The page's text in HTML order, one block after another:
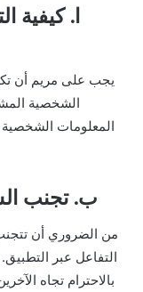
ا. كيفية
يجب على مريم أن
الشخصية
المعلومات
ب. تجنب
من الضروري أن
التفاعل عبر
بالاحترام تجاه